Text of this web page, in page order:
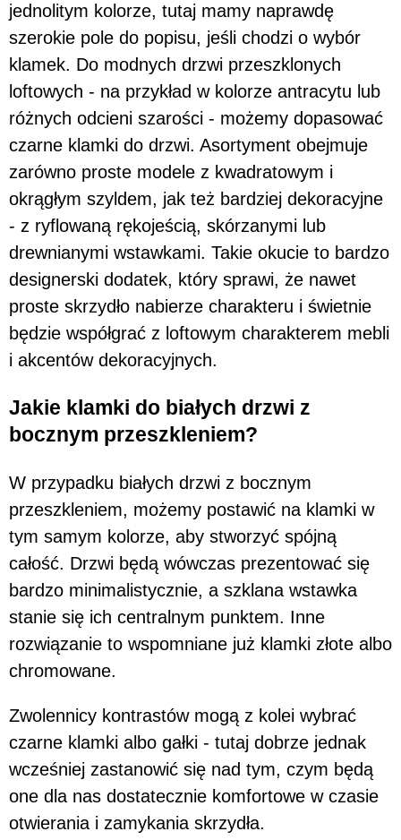
jednolitym kolorze, tutaj mamy naprawdę
szerokie pole do popisu, jeśli chodzi o wybór
klamek. Do modnych drzwi przeszklonych
loftowych - na przykład w kolorze antracytu lub
różnych odcieni szarości - możemy dopasować
czarne klamki do drzwi. Asortyment obejmuje
zarówno proste modele z kwadratowym i
okrągłym szyldem, jak też bardziej dekoracyjne
- z ryflowaną rękojeścią, skórzanymi lub
drewnianymi wstawkami. Takie okucie to bardzo
designerski dodatek, który sprawi, że nawet
proste skrzydło nabierze charakteru i świetnie
będzie współgrać z loftowym charakterem mebli
i akcentów dekoracyjnych.
Jakie klamki do białych drzwi z
bocznym przeszkleniem?
W przypadku białych drzwi z bocznym
przeszkleniem, możemy postawić na klamki w
tym samym kolorze, aby stworzyć spójną
całość. Drzwi będą wówczas prezentować się
bardzo minimalistycznie, a szklana wstawka
stanie się ich centralnym punktem. Inne
rozwiązanie to wspomniane już klamki złote albo
chromowane.
Zwolennicy kontrastów mogą z kolei wybrać
czarne klamki albo gałki - tutaj dobrze jednak
wcześniej zastanowić się nad tym, czym będą
one dla nas dostatecznie komfortowe w czasie
otwierania i zamykania skrzydła.